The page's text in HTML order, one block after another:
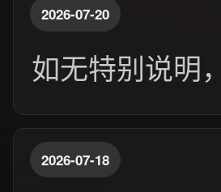
2026-07-20
如无特别说明
2026-07-18